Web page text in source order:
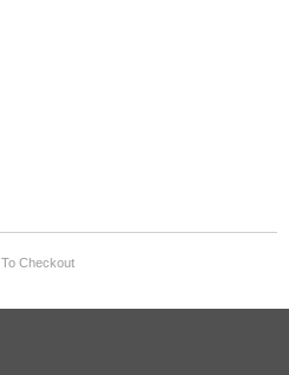
To Checkout